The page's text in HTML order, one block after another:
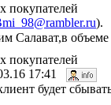
покупателей
).
Салават,в объеме
покупателей
17:41
будет